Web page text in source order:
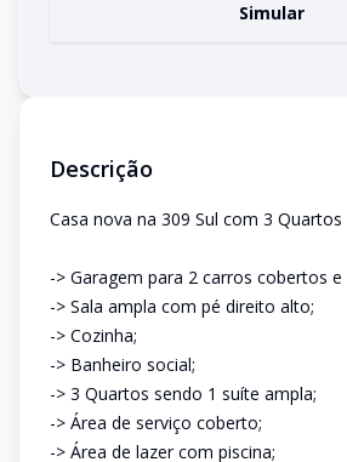
Simular
Descrição
Casa nova na 309 Sul com 3
-> Garagem para 2 carros cobertos
-> Sala ampla com pé direito alto;
-> Cozinha;
-> Banheiro social;
-> 3 Quartos sendo 1 suíte ampla;
-> Área de serviço coberto;
-> Área de lazer com piscina;